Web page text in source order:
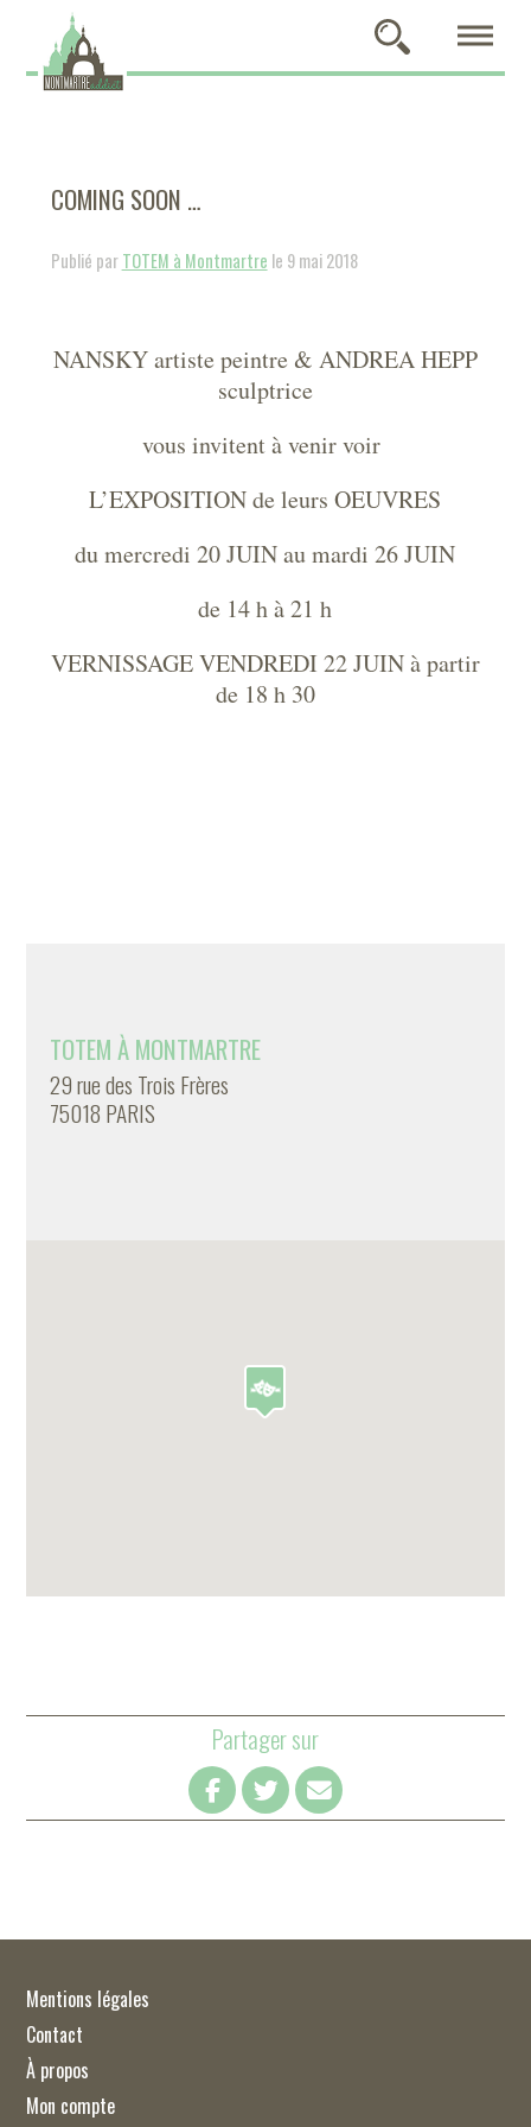
COMING SOON …
Publié parTOTEM à Montmartre le 9 mai 2018
NANSKY artiste peintre & ANDREA HEPP
sculptrice
vous invitent à venir voir
L’EXPOSITION de leurs OEUVRES
du mercredi 20 JUIN au mardi 26 JUIN
de 14 h à 21 h
VERNISSAGE VENDREDI 22 JUIN à partir
de 18 h 30
TOTEM À MONTMARTRE
29 rue des Trois Frères
75018 PARIS
Partager sur
Mentions légales
Contact
À propos
Mon compte